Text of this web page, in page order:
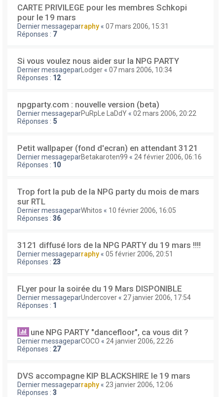
CARTE PRIVILEGE pour les membres Schkopi
pour le 19 mars
Dernier messageparraphy « 07 mars 2006, 15:31
Réponses : 7
Si vous voulez nous aider sur la NPG PARTY
Dernier messagepar Lodger « 07 mars 2006, 10:34
Réponses : 12
npgparty.com : nouvelle version (beta)
Dernier messageparPuRpLe LaDdY « 02 mars 2006, 20:22
Réponses : 5
Petit wallpaper (fond d'ecran) en attendant 3121
Dernier messageparBetakaroten99 « 24 février 2006, 06:16
Réponses : 10
Trop fort la pub de la NPG party du mois de mars
sur RTL
Dernier messageparWhitos « 10 février 2006, 16:05
Réponses : 36
3121 diffusé lors de la NPG PARTY du 19 mars !!!!
Dernier messageparraphy « 05 février 2006, 20:51
Réponses : 23
FLyer pour la soirée du 19 Mars DISPONIBLE
Dernier messageparUndercover « 27 janvier 2006, 17:54
Réponses : 1
une NPG PARTY "dancefloor", ca vous dit ?
Dernier messageparCOCO « 24 janvier 2006, 22:26
Réponses : 27
DVS accompagne KIP BLACKSHIRE le 19 mars
Dernier messageparraphy « 23 janvier 2006, 12:06
Réponses : 3